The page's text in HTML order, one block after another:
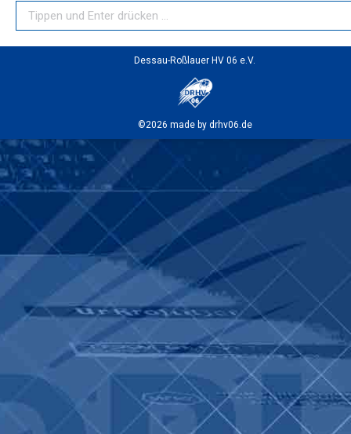
Search:
Dessau-Roßlauer HV 06 e.V.
©2026 made by drhv06.de